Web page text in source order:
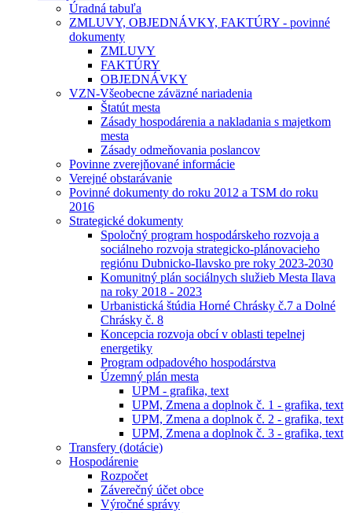
Úradná tabuľa
ZMLUVY, OBJEDNÁVKY, FAKTÚRY - povinné
dokumenty
ZMLUVY
FAKTÚRY
OBJEDNÁVKY
VZN-Všeobecne záväzné nariadenia
Štatút mesta
Zásady hospodárenia a nakladania s majetkom
mesta
Zásady odmeňovania poslancov
Povinne zverejňované informácie
Verejné obstarávanie
Povinné dokumenty do roku 2012 a TSM do roku
2016
Strategické dokumenty
Spoločný program hospodárskeho rozvoja a
sociálneho rozvoja strategicko-plánovacieho
regiónu Dubnicko-Ilavsko pre roky 2023-2030
Komunitný plán sociálnych služieb Mesta Ilava
na roky 2018 - 2023
Urbanistická štúdia Horné Chrásky č.7 a Dolné
Chrásky č. 8
Koncepcia rozvoja obcí v oblasti tepelnej
energetiky
Program odpadového hospodárstva
Územný plán mesta
UPM - grafika, text
UPM, Zmena a doplnok č. 1 - grafika, text
UPM, Zmena a doplnok č. 2 - grafika, text
UPM, Zmena a doplnok č. 3 - grafika, text
Transfery (dotácie)
Hospodárenie
Rozpočet
Záverečný účet obce
Výročné správy